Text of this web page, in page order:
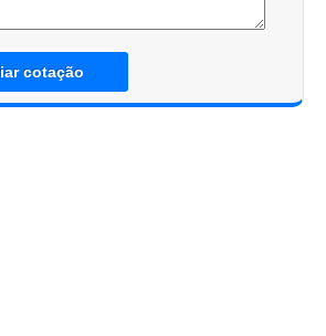
cotação